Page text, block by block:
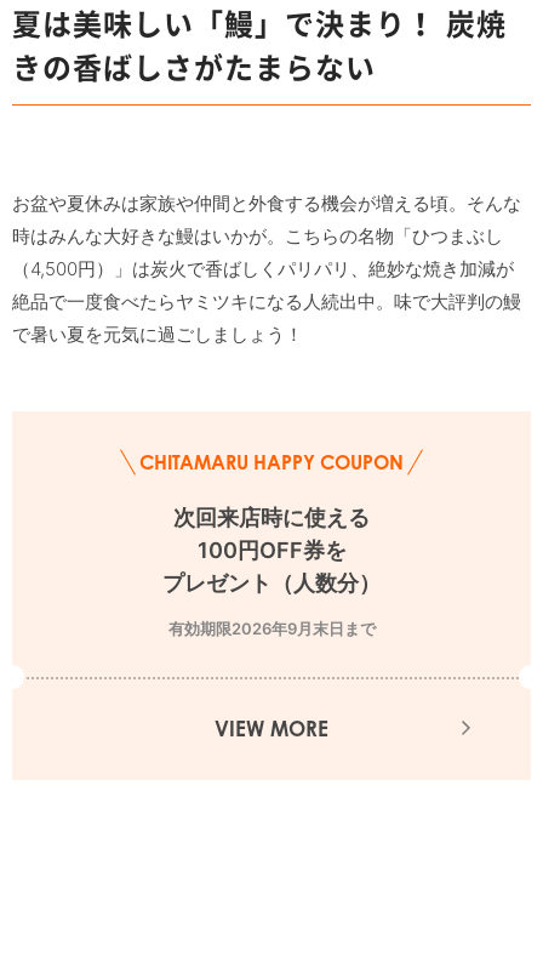
夏は美味しい「鰻」で決まり！ 炭焼
きの香ばしさがたまらない
お盆や夏休みは家族や仲間と外食する機会が増える頃。そんな
時はみんな大好きな鰻はいかが。こちらの名物「ひつまぶし
（4,500円）」は炭火で香ばしくパリパリ、絶妙な焼き加減が
絶品で一度食べたらヤミツキになる人続出中。味で大評判の鰻
で暑い夏を元気に過ごしましょう！
CHITAMARU HAPPY COUPON
次回来店時に使える
100円OFF券を
プレゼント（人数分）
有効期限2026年9月末日まで
VIEW MORE